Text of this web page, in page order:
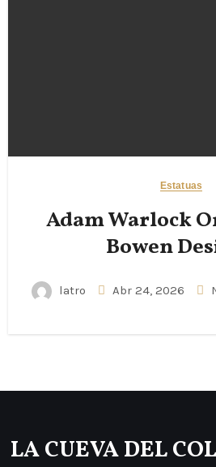
Estatuas
Adam Warlock
Bowen
latro Abr 24, 2026
LA CUEVA DEL